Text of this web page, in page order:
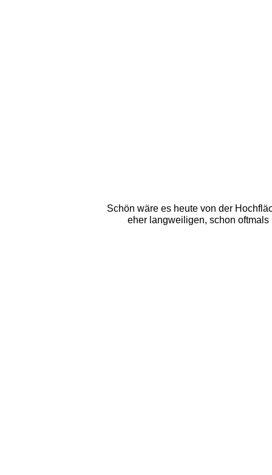
Schön wäre es heute von der
eher langweiligen, schon